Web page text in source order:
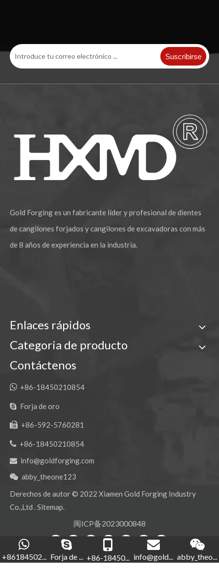
Suscribirse
Gold Forging es un fabricante líder y profesional de dientes
de cangilones forjados y cangilones de excavadoras con más
de 8 años de experiencia en la industria.
+86184502... Forja de ... +86-18450... info@gold... abby_theo...
Enlaces rápidos
Categoria de producto
Contáctenos
 +86-18450210854
 Forja de oro
 +86-592-5760281
 +86-18450210854
 info@goldforging.com
 abby_theone123
Derechos de autor © 2022 Xiamen Gold Forging Industry
Co.,Ltd . Sitemap
闽ICP备2023000848